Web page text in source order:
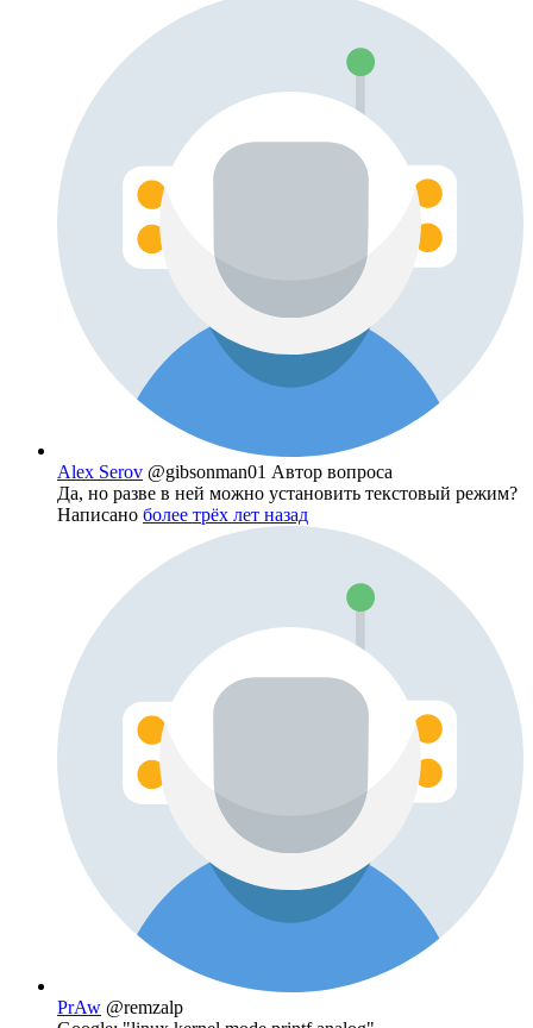
Alex Serov @gibsonman01 Автор вопроса
Да, но разве в ней можно установить текстовый режим?
Написано более трёх лет назад
PrAw @remzalp